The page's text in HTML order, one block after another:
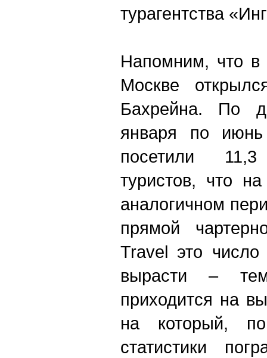
турагентства
Напомним, что в
Москве
Бахрейна. По
января по
посетили
туристов, что
аналогичном
прямой
Travel это
вырасти –
приходится на
на который,
статистики